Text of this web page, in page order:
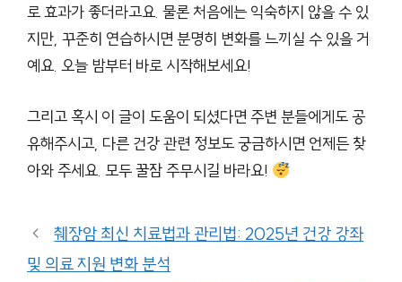
로 효과가 좋더라고요. 물론 처음에는 익숙하지 않을 수 있
지만, 꾸준히 연습하시면 분명히 변화를 느끼실 수 있을 거
예요. 오늘 밤부터 바로 시작해보세요!
그리고 혹시 이 글이 도움이 되셨다면 주변 분들에게도 공
유해주시고, 다른 건강 관련 정보도 궁금하시면 언제든 찾
아와 주세요. 모두 꿀잠 주무시길 바라요!
췌장암 최신 치료법과 관리법: 2025년 건강 강좌
및 의료 지원 변화 분석